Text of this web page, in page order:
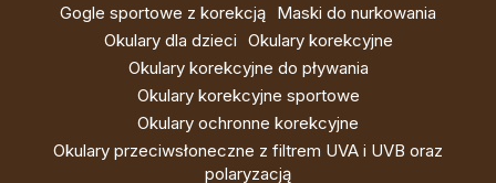
Gogle sportowe z korekcją Maski do nurkowania
Okulary dla dzieci Okulary korekcyjne
Okulary korekcyjne do pływania
Okulary korekcyjne sportowe
Okulary ochronne korekcyjne
Okulary przeciwsłoneczne z filtrem UVA i UVB oraz
polaryzacją